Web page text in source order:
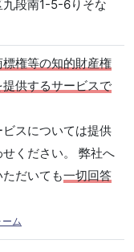
段南1-5-6りそな
権等の知的財産権
供するサービスで
スについては提供
ください。 弊社へ
だいても一切回答
ム